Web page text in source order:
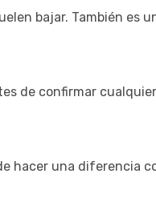
bajar. También es
de confirmar
hacer una diferencia